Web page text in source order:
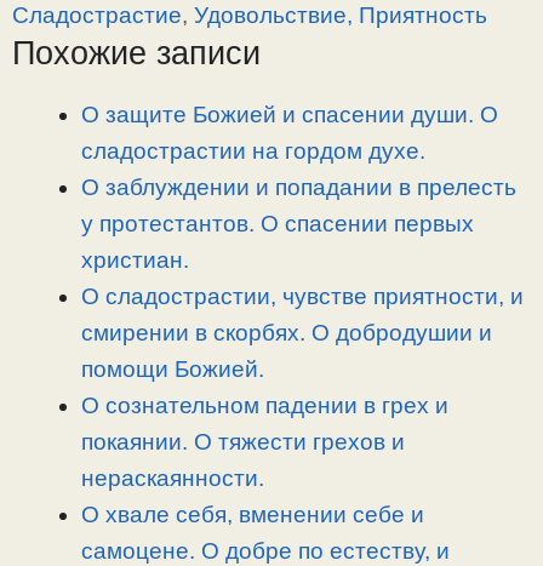
n
a
o
и
Сладострастие, Удовольствие, Приятность
Похожие записи
О защите Божией и спасении души. О
сладострастии на гордом духе.
О заблуждении и попадании в прелесть
у протестантов. О спасении первых
христиан.
О сладострастии, чувстве приятности, и
смирении в скорбях. О добродушии и
помощи Божией.
О сознательном падении в грех и
покаянии. О тяжести грехов и
нераскаянности.
О хвале себя, вменении себе и
самоцене. О добре по естеству, и